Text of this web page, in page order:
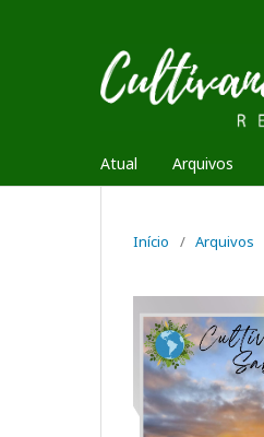
Atual Arquivos
Início / Arquivos